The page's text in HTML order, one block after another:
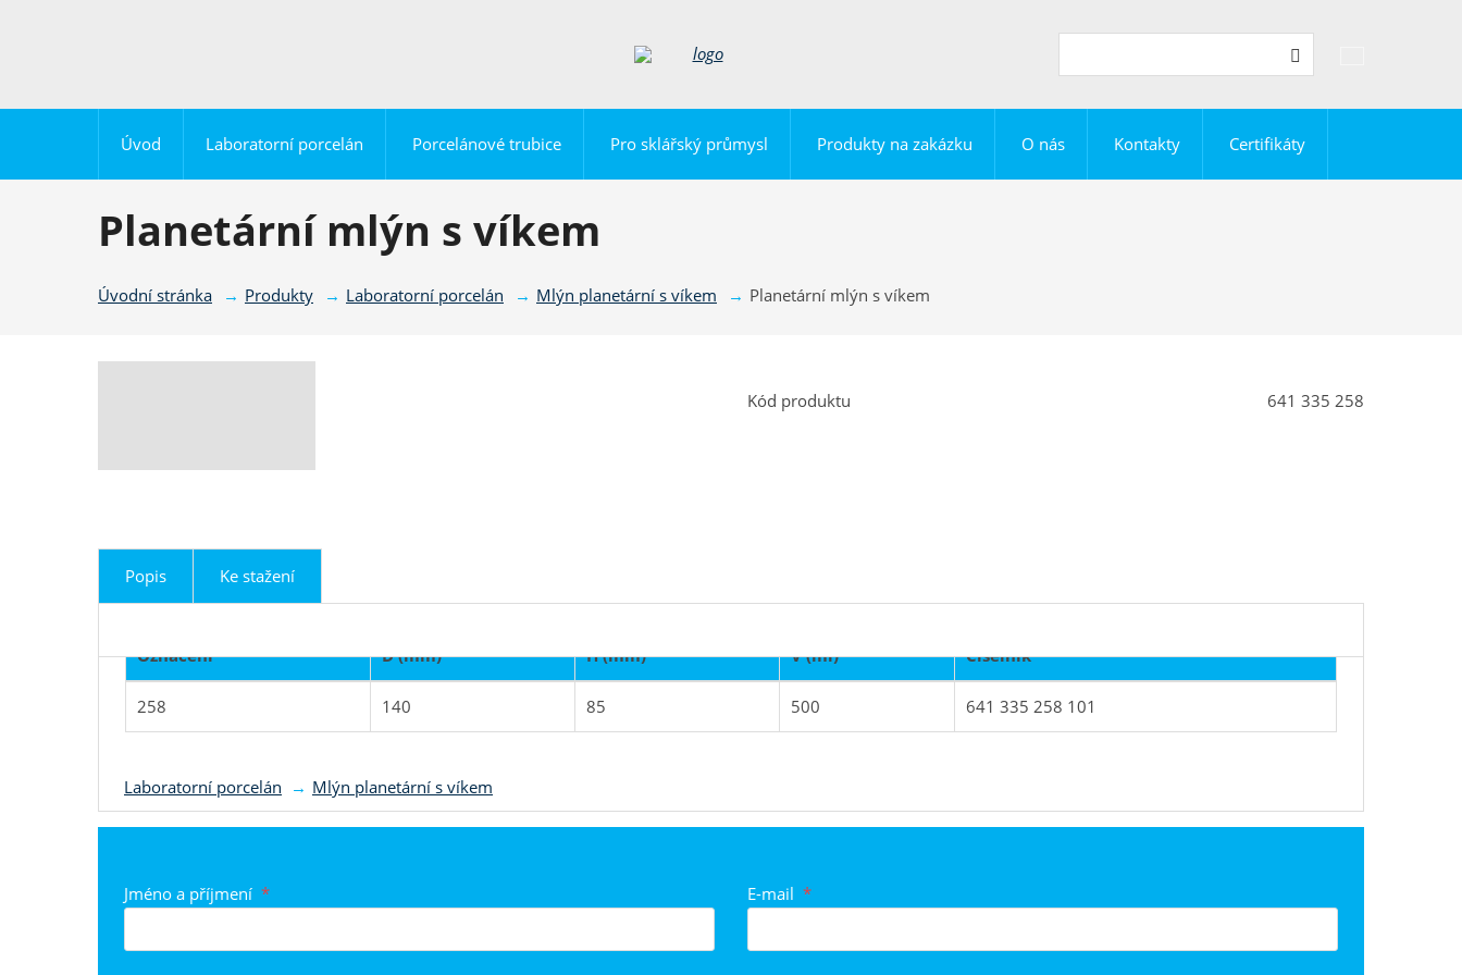
Hledat
Úvod Laboratorní porcelán Porcelánové trubice Pro sklářský průmysl Produkty na zakázku O nás Kontakty Certifikáty
Planetární mlýn s víkem
Úvodní stránka Produkty Laboratorní porcelán Mlýn planetární s víkem Planetární mlýn s víkem
Kód produktu 641 335 258
Popis
Označení D (mm) H (mm) V (ml) Číselník
258 140 85 500 641 335 258 101
Ke stažení
Produkt je zařazen do kategorií
Laboratorní porcelán Mlýn planetární s víkem
Jméno a příjmení * E-mail *